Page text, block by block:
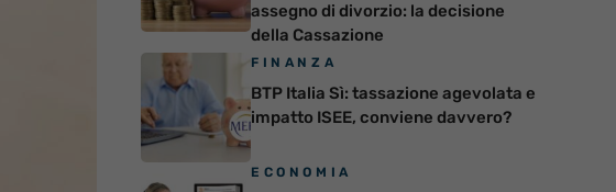
assegno di divorzio: la decisione
della Cassazione
FINANZA
BTP Italia Sì: tassazione agevolata e
impatto ISEE, conviene davvero?
ECONOMIA